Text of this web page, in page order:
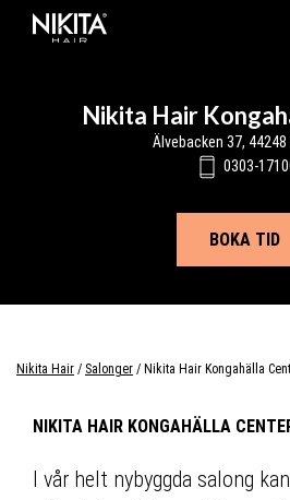
Skip
navigation
Skip
content
Skip
Nikita Hair
Älvebacken 37, 44248
0303-
BOKA TID
Nikita Hair / Salonger / Nikita Hair Kongahälla
NIKITA HAIR KONGAHÄLLA
I vår helt nybyggda salong